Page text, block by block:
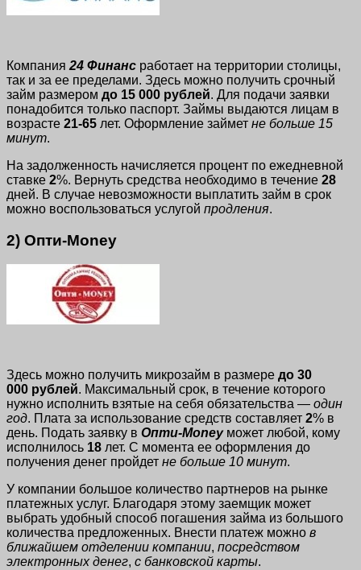
Компания 24 Финанс работает на территории столицы,
так и за ее пределами. Здесь можно получить срочный
займ размером до 15 000 рублей. Для подачи заявки
понадобится только паспорт. Займы выдаются лицам в
возрасте 21-65 лет. Оформление займет не больше 15
минут.
На задолженность начисляется процент по ежедневной
ставке 2%. Вернуть средства необходимо в течение 28
дней. В случае невозможности выплатить займ в срок
можно воспользоваться услугой продления.
2) Опти-Money
Здесь можно получить микрозайм в размере до 30
000 рублей. Максимальный срок, в течение которого
нужно исполнить взятые на себя обязательства — один
год. Плата за использование средств составляет 2% в
день. Подать заявку в Опти-Moneyможет любой, кому
исполнилось 18 лет. С момента ее оформления до
получения денег пройдет не больше 10 минут.
У компании большое количество партнеров на рынке
платежных услуг. Благодаря этому заемщик может
выбрать удобный способ погашения займа из большого
количества предложенных. Внести платеж можно в
ближайшем отделении компании, посредством
электронных денег, с банковской карты.